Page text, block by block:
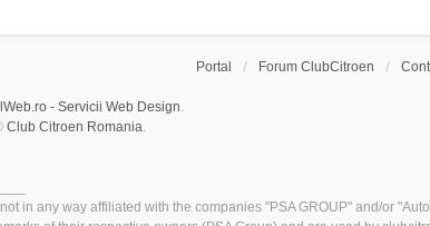
Portal Forum ClubCitroen
- Servicii Web Design.
Club Citroen Romania.
in any way affiliated with the companies "PSA GROUP" and/or